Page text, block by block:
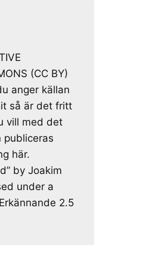
(CC BY)
anger källan
så är det fritt
vill med det
publiceras
här.
by Joakim
under a
2.5